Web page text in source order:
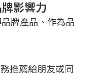
影響力
牌產品、作為品
推薦給朋友或同